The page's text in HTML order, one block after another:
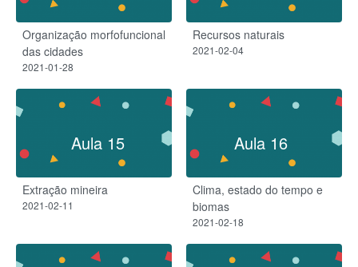
Organização morfofuncional
das cidades
2021-01-28
Recursos naturais
2021-02-04
Aula 15
Extração mineira
2021-02-11
Aula 16
Clima, estado do tempo e
biomas
2021-02-18